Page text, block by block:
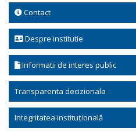
Contact
Despre institutie
Informatii de interes public
Transparenta decizionala
Integritatea instituțională